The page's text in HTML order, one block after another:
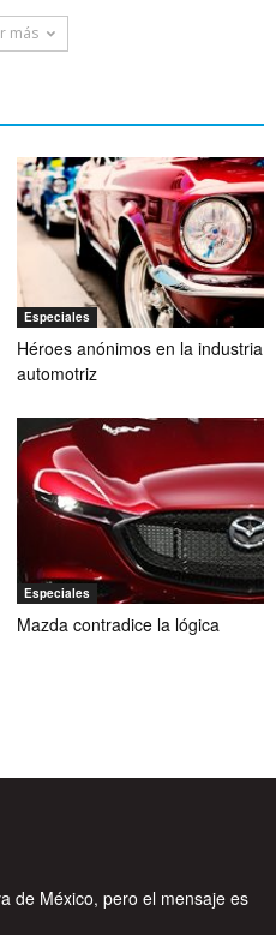
más
Especiales
Héroes anónimos en la industria
automotriz
Especiales
Mazda contradice la lógica
de México, pero el mensaje es